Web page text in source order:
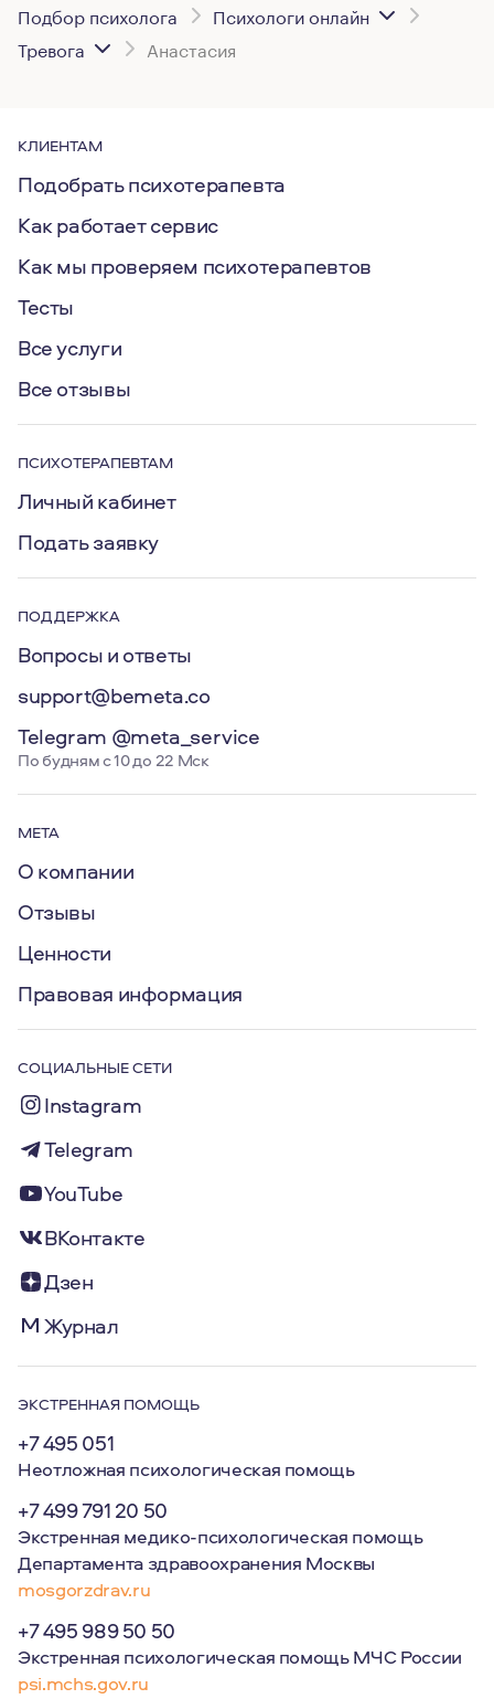
Подбор психолога
Психологи онлайн
Тревога
Анастасия
КЛИЕНТАМ
Подобрать психотерапевта
Как работает сервис
Как мы проверяем психотерапевтов
Тесты
Все услуги
Все отзывы
ПСИХОТЕРАПЕВТАМ
Личный кабинет
Подать заявку
ПОДДЕРЖКА
Вопросы и ответы
support@bemeta.co
Telegram @meta_service
По будням с 10 до 22 Мск
МЕТА
О компании
Отзывы
Ценности
Правовая информация
СОЦИАЛЬНЫЕ СЕТИ
Instagram
Telegram
YouTube
ВКонтакте
Дзен
Журнал
ЭКСТРЕННАЯ ПОМОЩЬ
+7 495 051
Неотложная психологическая помощь
+7 499 791 20 50
Экстренная медико-психологическая помощь
Департамента здравоохранения Москвы
mosgorzdrav.ru
+7 495 989 50 50
Экстренная психологическая помощь МЧС России
psi.mchs.gov.ru